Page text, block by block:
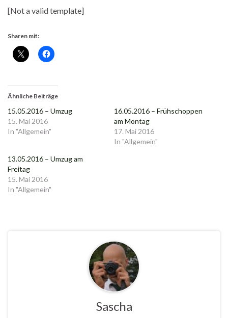
[Not a valid template]
Sharen mit:
Ähnliche Beiträge
15.05.2016 – Umzug
15. Mai 2016
In "Allgemein"
16.05.2016 – Frühschoppen
am Montag
17. Mai 2016
In "Allgemein"
13.05.2016 – Umzug am
Freitag
15. Mai 2016
In "Allgemein"
Sascha